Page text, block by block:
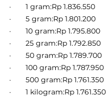
·       1 gram:Rp 1.836.550
·       5 gram:Rp 1.801.200
·       10 gram:Rp 1.795.800
·       25 gram:Rp 1.792.850
·       50 gram:Rp 1.789.700
·       100 gram:Rp 1.787.950
·       500 gram:Rp 1.761.350
·       1 kilogram:Rp 1.761.350